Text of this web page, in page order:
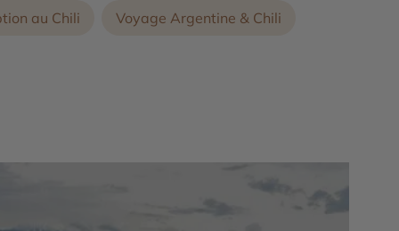
au Chili Voyage Argentine & Chili